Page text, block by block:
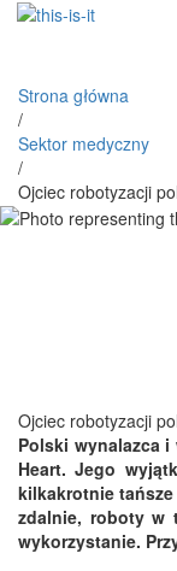
Strona główna
/
Sektor medyczny
/
Ojciec robotyzacji
Ojciec robotyzacji
Polski wynalazca
Heart. Jego
kilkakrotnie
zdalnie, roboty w
wykorzystanie.